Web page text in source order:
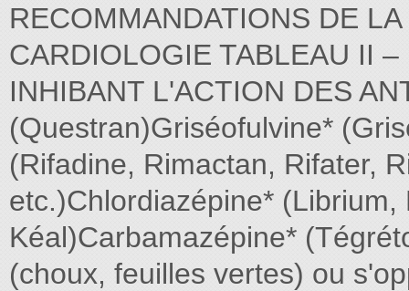
RECOMMANDATIONS DE
CARDIOLOGIE TABLEAU II
INHIBANT L'ACTION DES
(Questran)Griséofulvine*
(Rifadine, Rimactan, Rifater,
etc.)Chlordiazépine*
Kéal)Carbamazépine*
(choux, feuilles vertes) ou